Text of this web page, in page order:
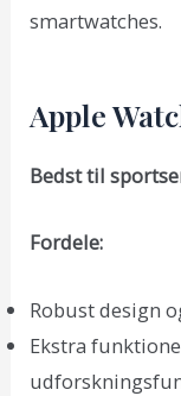
smartwatches.
Apple
Bedst til
Fordele:
Robust design
Ekstra